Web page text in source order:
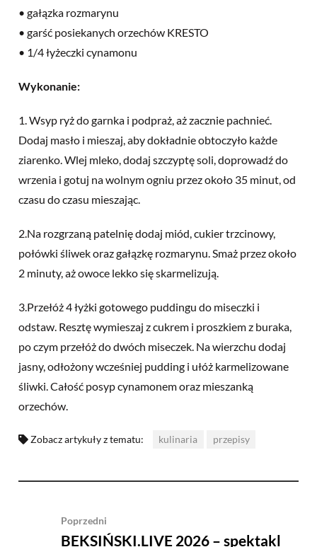
• gałązka rozmarynu
• garść posiekanych orzechów KRESTO
• 1/4 łyżeczki cynamonu
Wykonanie:
1. Wsyp ryż do garnka i podpraż, aż zacznie pachnieć.
Dodaj masło i mieszaj, aby dokładnie obtoczyło każde
ziarenko. Wlej mleko, dodaj szczyptę soli, doprowadź do
wrzenia i gotuj na wolnym ogniu przez około 35 minut, od
czasu do czasu mieszając.
2.Na rozgrzaną patelnię dodaj miód, cukier trzcinowy,
połówki śliwek oraz gałązkę rozmarynu. Smaż przez około
2 minuty, aż owoce lekko się skarmelizują.
3.Przełóż 4 łyżki gotowego puddingu do miseczki i
odstaw. Resztę wymieszaj z cukrem i proszkiem z buraka,
po czym przełóż do dwóch miseczek. Na wierzchu dodaj
jasny, odłożony wcześniej pudding i ułóż karmelizowane
śliwki. Całość posyp cynamonem oraz mieszanką
orzechów.
Zobacz artykuły z tematu: kulinaria przepisy
Poprzedni
BEKSIŃSKI.LIVE 2026 – spektakl